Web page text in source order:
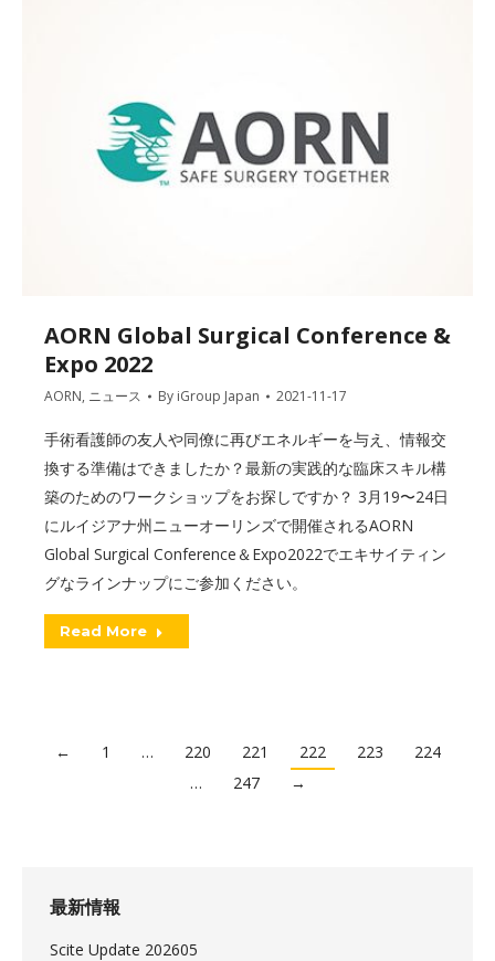
AORN Global Surgical Conference &
Expo 2022
AORN, ニュース By iGroup Japan 2021-11-17
手術看護師の友人や同僚に再びエネルギーを与え、情報交
換する準備はできましたか？最新の実践的な臨床スキル構
築のためのワークショップをお探しですか？ 3月19〜24日
にルイジアナ州ニューオーリンズで開催されるAORN
Global Surgical Conference＆Expo2022でエキサイティン
グなラインナップにご参加ください。
Read More
← 1 … 220 221 222 223
224
…
247 →
最新情報
Scite Update 202605